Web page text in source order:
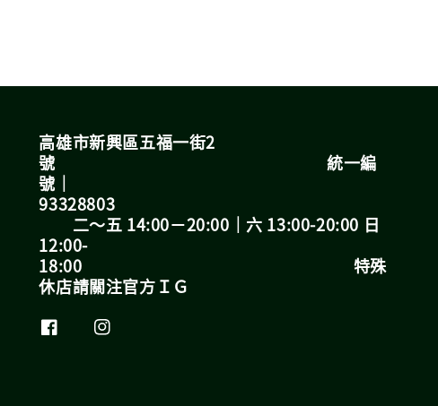
高雄市新興區五福一街2
號 統一編
號｜
93328803
二～五 14:00－20:00｜六 13:00-20:00 日
12:00-
18:00 特殊
休店請關注官方ＩＧ